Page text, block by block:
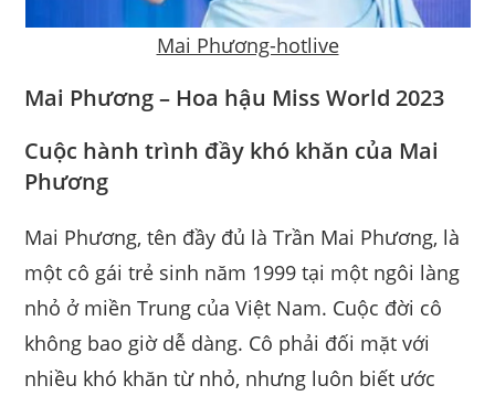
Mai Phương-hotlive
Mai Phương – Hoa hậu Miss World 2023
Cuộc hành trình đầy khó khăn của Mai
Phương
Mai Phương, tên đầy đủ là Trần Mai Phương, là
một cô gái trẻ sinh năm 1999 tại một ngôi làng
nhỏ ở miền Trung của Việt Nam. Cuộc đời cô
không bao giờ dễ dàng. Cô phải đối mặt với
nhiều khó khăn từ nhỏ, nhưng luôn biết ước